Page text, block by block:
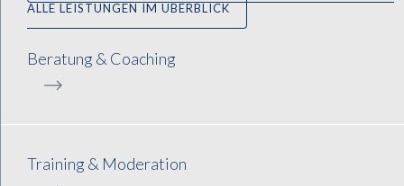
ALLE LEISTUNGEN IM ÜBERBLICK
Beratung & Coaching​
Training & Moderation​​